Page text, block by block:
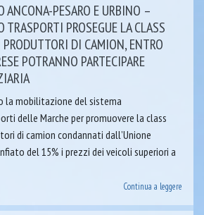
ANCONA-PESARO E URBINO –
TRASPORTI PROSEGUE LA CLASS
DI CAMION, ENTRO
POTRANNO PARTECIPARE
la mobilitazione del sistema
delle Marche per promuovere la class
di camion condannati dall’Unione
del 15% i prezzi dei veicoli superiori a
Continua a leggere